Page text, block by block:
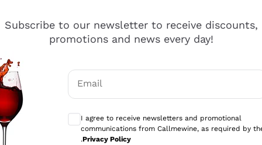
diversi e con un ampio range di prezzo. Le
Subscribe to our newsletter to receive discounts,
promotions and news every day!
Email
I agree to receive newsletters and promotional
communications from Callmewine, as required by
.Privacy Policy